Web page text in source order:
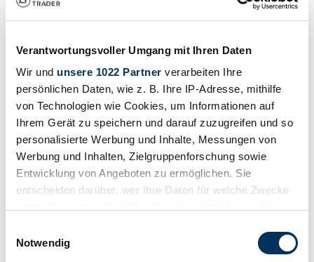
Verantwortungsvoller Umgang mit Ihren Daten
Wir und unsere 1022 Partner verarbeiten Ihre
persönlichen Daten, wie z. B. Ihre IP-Adresse, mithilfe
von Technologien wie Cookies, um Informationen auf
Ihrem Gerät zu speichern und darauf zuzugreifen und so
personalisierte Werbung und Inhalte, Messungen von
Werbung und Inhalten, Zielgruppenforschung sowie
Entwicklung von Angeboten zu ermöglichen. Sie
entscheiden darüber, wer Ihre Daten für welche Zwecke
Trigger Symbol ändern oder widerrufen
Notwendig
/24
Conversion/Special
1968 | BMW 1600 - 2
BMW 02 Cabriolet – Baujahr 1968 – 2,0-Liter – mit Patina